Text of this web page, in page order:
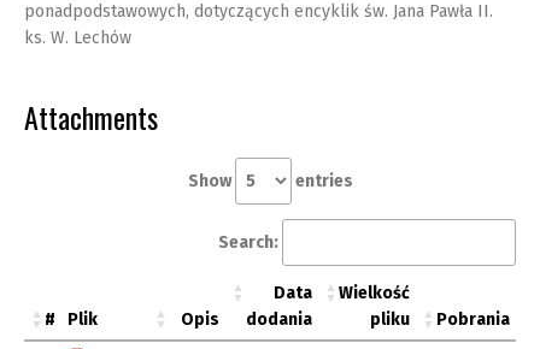
ponadpodstawowych, dotyczących encyklik św. Jana Pawła II.
ks. W. Lechów
Attachments
Show entries
Search:
# Plik Opis
Data
dodania
Wielkość
pliku
Pobrania